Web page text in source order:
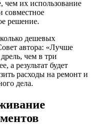
чем их использование
совместное
решение.
дешевых
автора: «Лучше
чем в три
а результат будет
расходы на ремонт и
дела.